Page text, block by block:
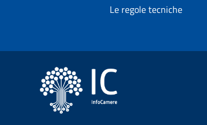
Le regole tecniche